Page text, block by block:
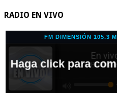
RADIO EN VIVO